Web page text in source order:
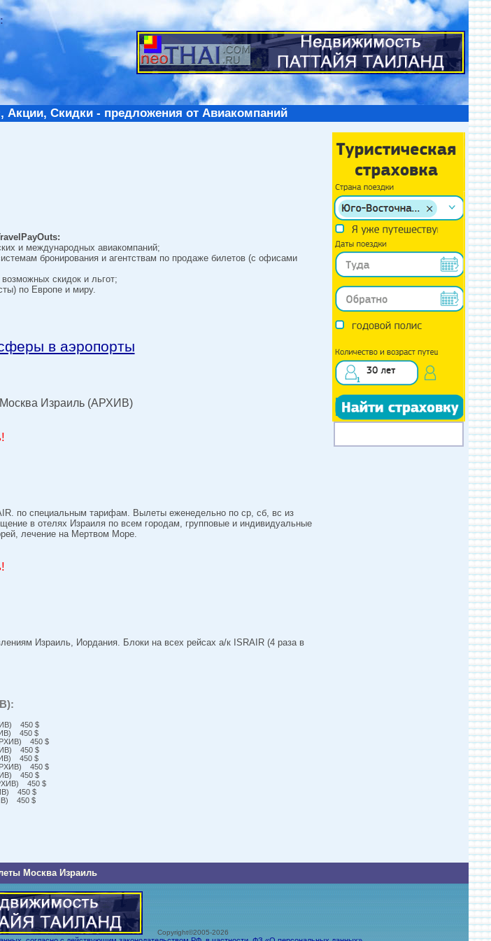
Скидки - предложения от Авиакомпаний
и международных авиакомпаний;
бронирования и агентствам по продаже билетов (с офисами
скидок и льгот;
по Европе и миру.
в аэропорты
Израиль (АРХИВ)
по специальным тарифам. Вылеты еженедельно по ср, сб, вс из
в отелях Израиля по всем городам, групповые и индивидуальные
лечение на Мертвом Море.
Израиль, Иордания. Блоки на всех рейсах а/к ISRAIR (4 раза в
450 $
450 $
450 $
450 $
450 $
450 $
450 $
450 $
450 $
450 $
Москва Израиль
Copyright©2005-2026